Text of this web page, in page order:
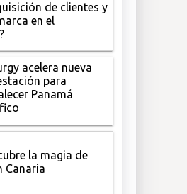
de clientes y
en el
acelera nueva
para
Panamá
la magia de
Canaria